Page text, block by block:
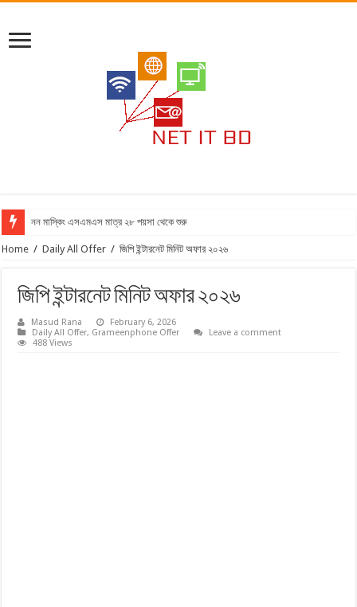
নন মাস্কিং এসএমএস মাত্র ২৮ পয়সা থেকে শুরু
Home / Daily All Offer / জিপি ইন্টারনেট মিনিট অফার ২০২৬
জিপি ইন্টারনেট মিনিট অফার ২০২৬
Masud Rana
February 6, 2026
Daily All Offer, Grameenphone Offer
Leave a comment
488 Views